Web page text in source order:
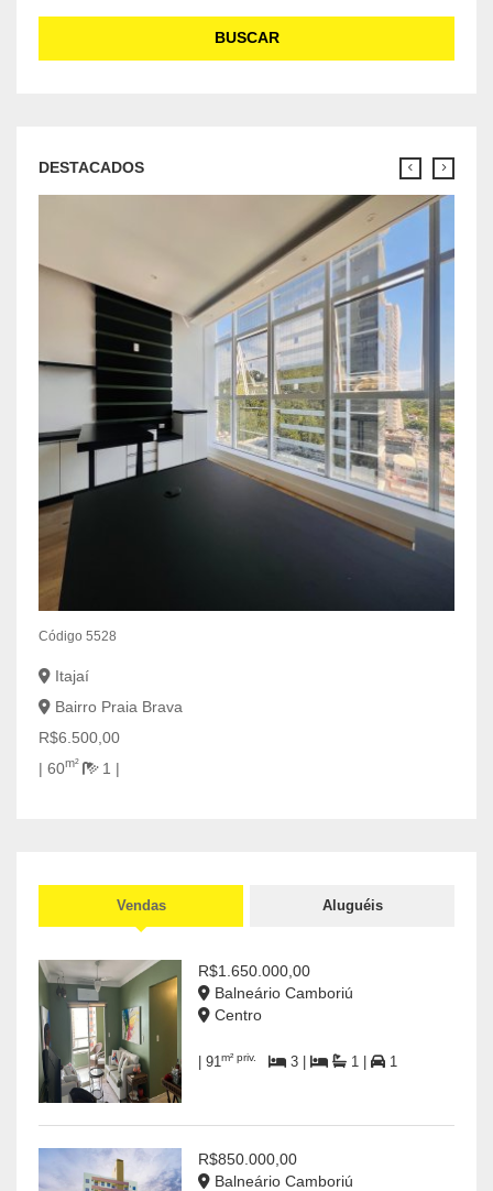
BUSCAR
DESTACADOS
Código 5528
Itajaí
Bairro Praia Brava
R$6.500,00
| 60m² 1 |
Vendas Aluguéis
R$1.650.000,00
Balneário Camboriú
Centro
| 91m² priv. 3 | 1 | 1
R$850.000,00
Balneário Camboriú